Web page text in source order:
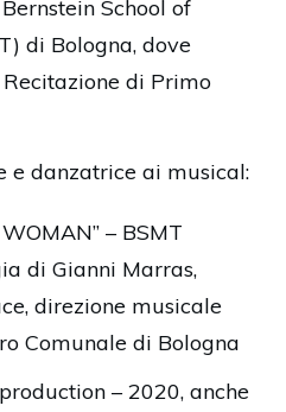
School of
di Bologna, dove
di Primo
e danzatrice ai musical:
– BSMT
di Gianni Marras,
direzione musicale
Comunale di Bologna
– 2020, anche